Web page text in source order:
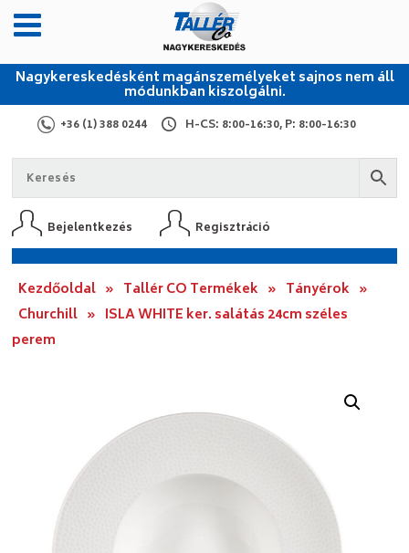
Nagykereskedésként magánszemélyeket sajnos nem áll
módunkban kiszolgálni.
+36 (1) 388 0244 H-CS: 8:00-16:30, P: 8:00-16:30
Bejelentkezés Regisztráció
Kezdőoldal » Tallér CO Termékek » Tányérok »
Churchill » ISLA WHITE ker. salátás 24cm széles
perem